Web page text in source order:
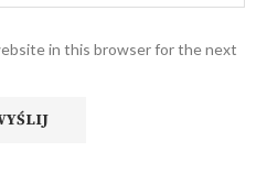
in this browser for the next